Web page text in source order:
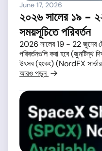
June 17, 2026
২০২৬ সালের ১৯ -
সময়সূচিতে পরিবর্তন
2026 সালের 19 - 22 জুনের
পরিবর্তনগুলি করা হবে (জুনটিন্থ
উৎসব (হংকং) (NordFX
আরও পড়ুন